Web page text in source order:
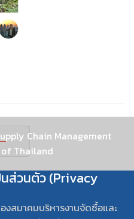
Chain Management
Thailand
นส่วนตัว (Privacy
สมาคมบริหารงานจัดซื้อและ